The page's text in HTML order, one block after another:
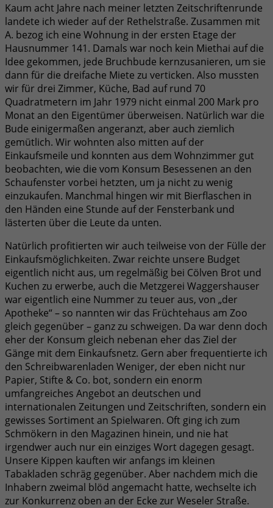
Kaum acht Jahre nach meiner letzten Zeitschriftenrunde
landete ich wieder auf der Rethelstraße. Zusammen mit
A. bezog ich eine Wohnung in der ersten Etage der
Hausnummer 141. Damals war noch kein Miethai auf die
Idee gekommen, jede Bruchbude kernzusanieren, um sie
dann für die dreifache Miete zu verticken. Also mussten
wir für drei Zimmer, Küche, Bad auf rund 70
Quadratmetern im Jahr 1979 nicht einmal 200 Mark pro
Monat an den Eigentümer überweisen. Natürlich war die
Bude einigermaßen angeranzt, aber auch ziemlich
gemütlich. Wir wohnten also mitten auf der
Einkaufsmeile und konnten aus dem Wohnzimmer gut
beobachten, wie die vom Konsum Besessenen an den
Schaufenster vorbei hetzten, um ja nicht zu wenig
einzukaufen. Manchmal hingen wir mit Bierflaschen in
den Händen eine Stunde auf der Fensterbank und
lästerten über die Leute da unten.
Natürlich profitierten wir auch teilweise von der Fülle der
Einkaufsmöglichkeiten. Zwar reichte unsere Budget
eigentlich nicht aus, um regelmäßig bei Cölven Brot und
Kuchen zu erwerbe, auch die Metzgerei Waggershauser
war eigentlich eine Nummer zu teuer aus, von „der
Apotheke“ – so nannten wir das Früchtehaus am Zoo
gleich gegenüber – ganz zu schweigen. Da war denn doch
eher der Konsum gleich nebenan eher das Ziel der
Gänge mit dem Einkaufsnetz. Gern aber frequentierte ich
den Schreibwarenladen Weniger, der eben nicht nur
Papier, Stifte & Co. bot, sondern ein enorm
umfangreiches Angebot an deutschen und
internationalen Zeitungen und Zeitschriften, sondern ein
gewisses Sortiment an Spielwaren. Oft ging ich zum
Schmökern in den Magazinen hinein, und nie hat
irgendwer auch nur ein einziges Wort dagegen gesagt.
Unsere Kippen kauften wir anfangs im kleinen
Tabakladen schräg gegenüber. Aber nachdem mich die
Inhabern zweimal blöd angemacht hatte, wechselte ich
zur Konkurrenz oben an der Ecke zur Weseler Straße.